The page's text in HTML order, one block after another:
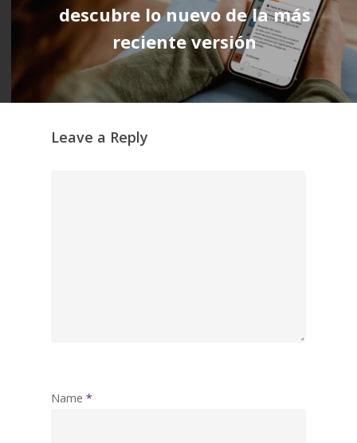
descubre lo nuevo de la más
reciente versión
Leave a Reply
Name *